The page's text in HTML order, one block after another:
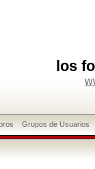
los
Grupos de Usuarios